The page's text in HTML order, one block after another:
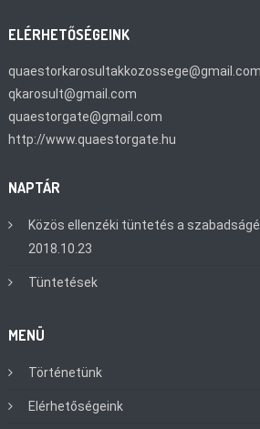
ELÉRHETŐSÉGEINK
quaestorkarosultakkozossege@gmail.com
qkarosult@gmail.com
quaestorgate@gmail.com
http://www.quaestorgate.hu
NAPTÁR
Közös ellenzéki tüntetés a
2018.10.23
Tüntetések
MENÜ
Történetünk
Elérhetőségeink